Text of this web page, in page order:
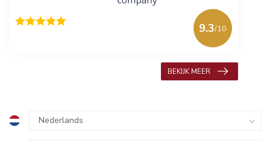
9.3/10
BEKIJK MEER